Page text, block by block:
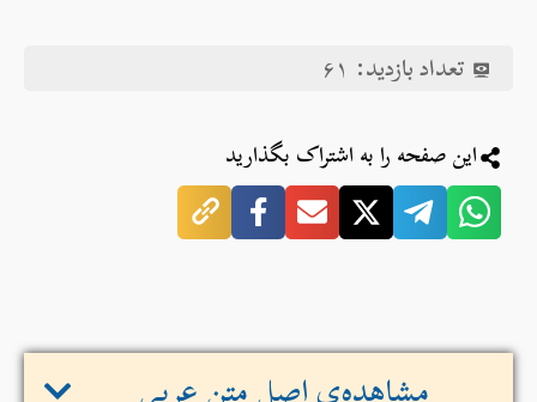
تعداد بازدید: ۶۱
این صفحه را به اشتراک بگذارید